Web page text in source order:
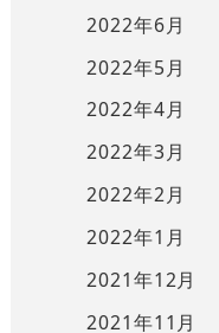
2022年6月
2022年5月
2022年4月
2022年3月
2022年2月
2022年1月
2021年12月
2021年11月